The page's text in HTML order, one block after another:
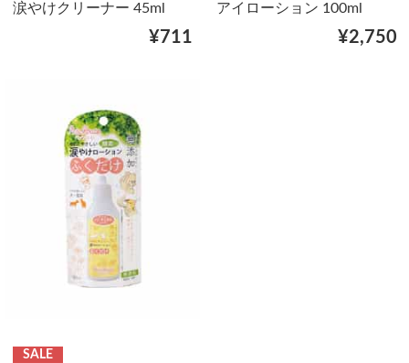
涙やけクリーナー 45ml
¥711
アイローション 100ml
¥2,750
SALE